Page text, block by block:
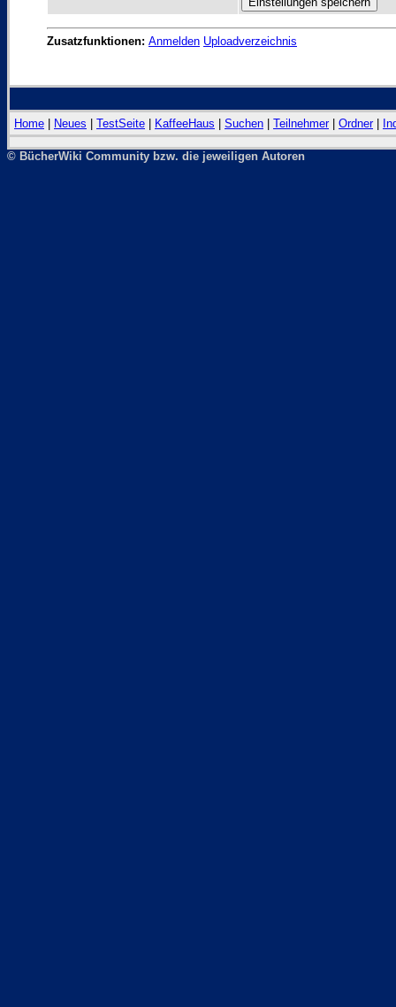
Zusatzfunktionen: Anmelden Uploadverzeichnis
Home Neues TestSeite KaffeeHaus Suchen Teilnehmer| Ordner|
© BücherWiki Community bzw. die jeweiligen Autoren